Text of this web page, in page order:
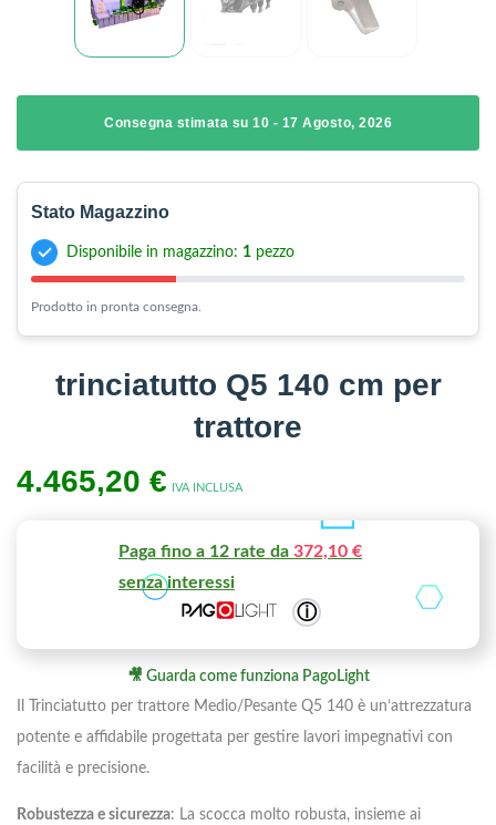
Consegna stimata su 10 - 17 Agosto, 2026
Stato Magazzino
Disponibile in magazzino: 1 pezzo
Prodotto in pronta consegna.
trinciatutto Q5 140 cm per
trattore
4.465,20 € IVA INCLUSA
Paga fino a 12 rate da 372,10 €
senza interessi
ⓘ
🎥 Guarda come funziona PagoLight
Il Trinciatutto per trattore Medio/Pesante Q5 140 è un’attrezzatura
potente e affidabile progettata per gestire lavori impegnativi con
facilità e precisione.
Robustezza e sicurezza: La scocca molto robusta, insieme ai